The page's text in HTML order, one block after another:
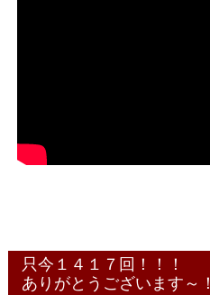
只今１４１７回！！！
ありがとうございます～！